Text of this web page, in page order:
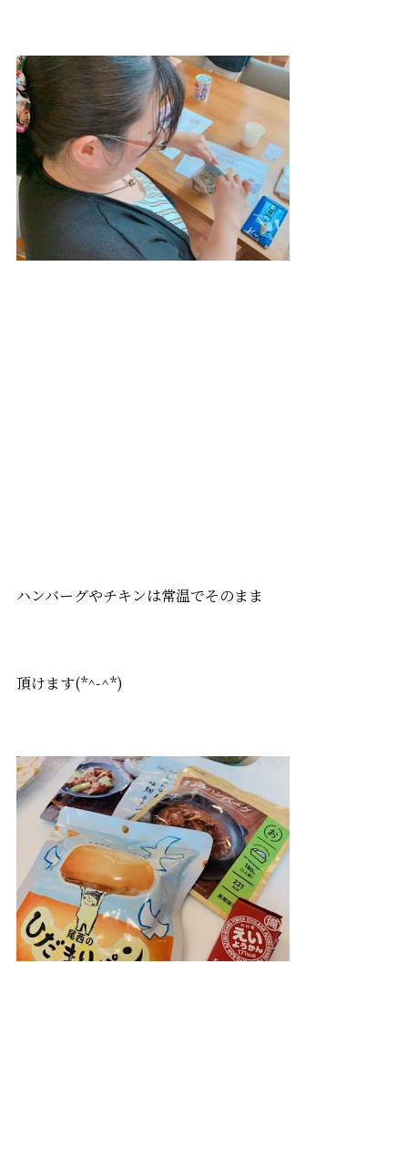
ハンバーグやチキンは常温でそのまま
頂けます(*^-^*)